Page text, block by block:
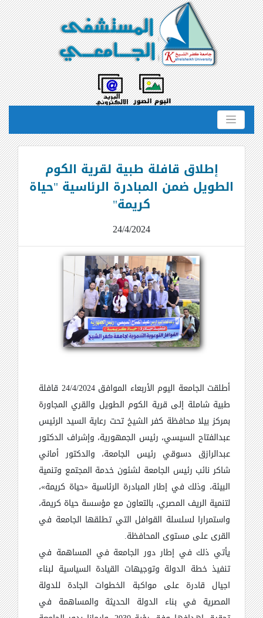
إطلاق قافلة طبية لقرية الكوم
الطويل ضمن المبادرة الرئاسية "حياة
كريمة"
24/4/2024
أطلقت الجامعة اليوم الأربعاء الموافق 24/4/2024 قافلة
طبية شاملة إلى قرية الكوم الطويل والقري المجاورة
بمركز بيلا محافظة كفر الشيخ تحت رعاية السيد الرئيس
عبدالفتاح السيسي، رئيس الجمهورية، وإشراف الدكتور
عبدالرازق دسوقي رئيس الجامعة، والدكتور أماني
شاكر نائب رئيس الجامعة لشئون خدمة المجتمع وتنمية
البيئة، وذلك في إطار المبادرة الرئاسية«حياة كريمة»،
لتنمية الريف المصري، بالتعاون مع مؤسسة حياة كريمة،
واستمرارا لسلسلة القوافل التي تطلقها الجامعة في
القرى على مستوى المحافظة.
يأتي ذلك في إطار دور الجامعة في المساهمة في
تنفيذ خطة الدولة وتوجيهات القيادة السياسية لبناء
اجيال قادرة على مواكبة الخطوات الجادة للدولة
المصرية في بناء الدولة الحديثة والمساهمة في